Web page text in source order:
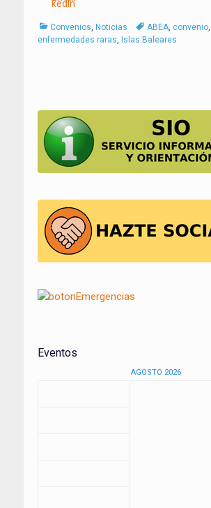
Categorías
Convenios, Noticias TagsABEA, convenio,
enfermedades raras, Islas Baleares
entradas
Eventos
AGOSTO 2026